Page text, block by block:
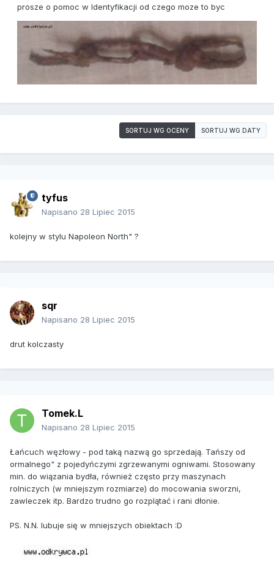
prosze o pomoc w ldentyfikacji od czego moze to byc
SORTUJ WG OCENY SORTUJ WG DATY
tyfus
Napisano 28 Lipiec 2015
kolejny w stylu Napoleon North" ?
sqr
Napisano 28 Lipiec 2015
drut kolczasty
Tomek.L
Napisano 28 Lipiec 2015
Łańcuch węzłowy - pod taką nazwą go sprzedają. Tańszy od
ormalnego" z pojedyńczymi zgrzewanymi ogniwami. Stosowany
min. do wiązania bydła, również często przy maszynach
rolniczych (w mniejszym rozmiarze) do mocowania sworzni,
zawleczek itp. Bardzo trudno go rozplątać i rani dłonie.
PS. N.N. lubuje się w mniejszych obiektach :D